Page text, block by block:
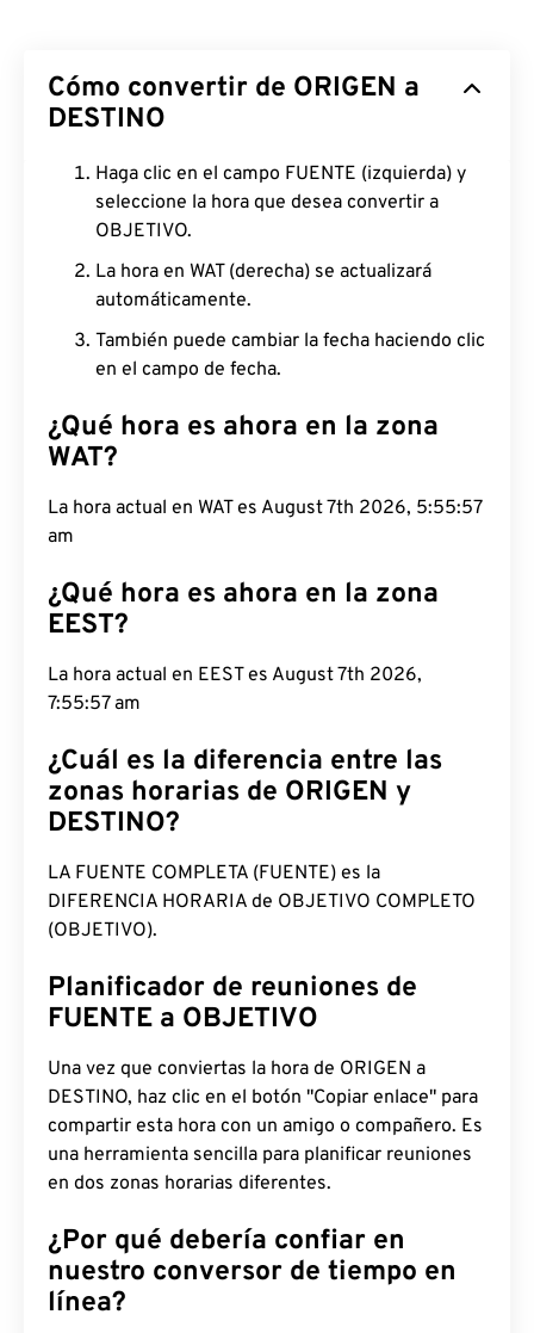
Cómo convertir de ORIGEN a
DESTINO
Haga clic en el campo FUENTE (izquierda) y
seleccione la hora que desea convertir a
OBJETIVO.
La hora en WAT (derecha) se actualizará
automáticamente.
También puede cambiar la fecha haciendo clic
en el campo de fecha.
¿Qué hora es ahora en la zona
WAT?
La hora actual en WAT es August 7th 2026, 5:55:58
am
¿Qué hora es ahora en la zona
EEST?
La hora actual en EEST es August 7th 2026,
7:55:58 am
¿Cuál es la diferencia entre las
zonas horarias de ORIGEN y
DESTINO?
LA FUENTE COMPLETA (FUENTE) es la
DIFERENCIA HORARIA de OBJETIVO COMPLETO
(OBJETIVO).
Planificador de reuniones de
FUENTE a OBJETIVO
Una vez que conviertas la hora de ORIGEN a
DESTINO, haz clic en el botón "Copiar enlace" para
compartir esta hora con un amigo o compañero. Es
una herramienta sencilla para planificar reuniones
en dos zonas horarias diferentes.
¿Por qué debería confiar en
nuestro conversor de tiempo en
línea?